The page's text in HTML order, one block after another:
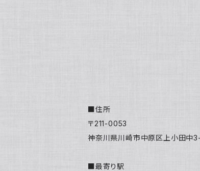
■住所
〒211-0053
神奈川県川崎市中原区上小田中
■最寄り駅